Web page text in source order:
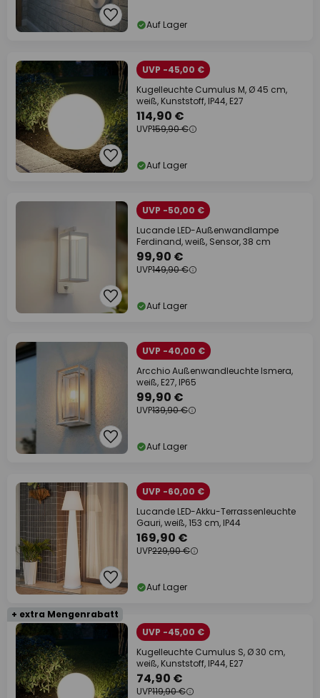
Auf Lager
UVP -45,00 €
Kugelleuchte Cumulus M, Ø 45 cm,
weiß, Kunststoff, IP44, E27
114,90 €
UVP159,90 €
Auf Lager
UVP -50,00 €
Lucande LED-Außenwandlampe
Ferdinand, weiß, Sensor, 38 cm
99,90 €
UVP149,90 €
Auf Lager
UVP -40,00 €
Arcchio Außenwandleuchte Ismera,
weiß, E27, IP65
99,90 €
UVP139,90 €
Auf Lager
UVP -60,00 €
Lucande LED-Akku-Terrassenleuchte
Gauri, weiß, 153 cm, IP44
169,90 €
UVP229,90 €
Auf Lager
+ extra Mengenrabatt
UVP -45,00 €
Kugelleuchte Cumulus S, Ø 30 cm,
weiß, Kunststoff, IP44, E27
74,90 €
UVP119,90 €